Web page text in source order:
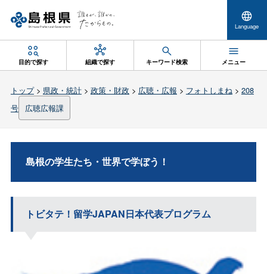
Language
目的で探す 組織で探す キーワード検索 メニュー
トップ> 県政・統計> 政策・財政 > 広聴・広報 > フォトしまね> 208
号
広聴広報課
島根の学生たち・世界で学ぼう！
トビタテ！留学JAPAN日本代表プログラム